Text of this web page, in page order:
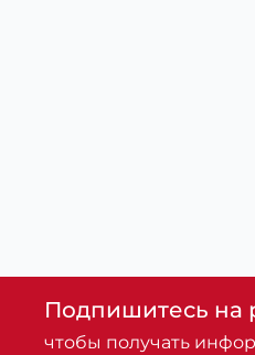
Подпишитесь на
чтобы получать